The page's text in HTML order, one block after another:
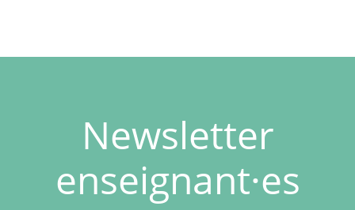
Newsletter
enseignant⸱es